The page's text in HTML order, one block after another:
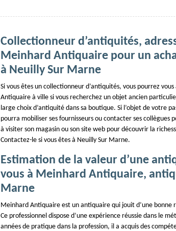
Collectionneur d’antiquités,
Meinhard Antiquaire pour un
à Neuilly Sur Marne
Si vous êtes un collectionneur d’antiquités, vous pourrez
Antiquaire à ville si vous recherchez un objet ancien
large choix d’antiquité dans sa boutique. Si l’objet de votre
pourra mobiliser ses fournisseurs ou contacter ses collègues
à visiter son magasin ou son site web pour découvrir la
Contactez-le si vous êtes à Neuilly Sur Marne.
Estimation de la valeur d’une
vous à Meinhard Antiquaire,
Marne
Meinhard Antiquaire est un antiquaire qui jouit d’une bonne
Ce professionnel dispose d’une expérience réussie dans le
années de pratique dans la profession, il a acquis des